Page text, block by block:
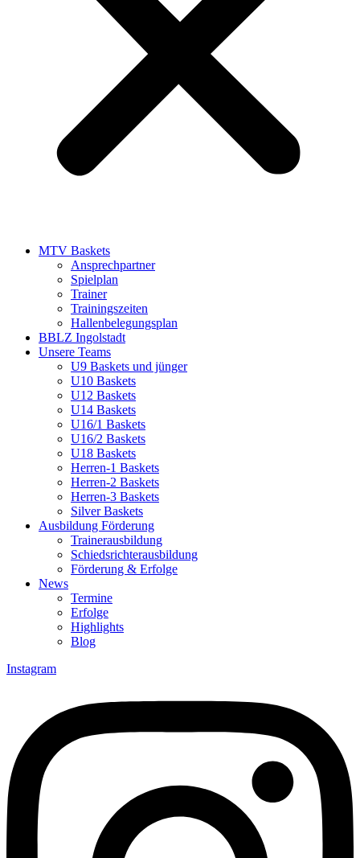
MTV Baskets
Ansprechpartner
Spielplan
Trainer
Trainingszeiten
Hallenbelegungsplan
BBLZ Ingolstadt
Unsere Teams
U9 Baskets und jünger
U10 Baskets
U12 Baskets
U14 Baskets
U16/1 Baskets
U16/2 Baskets
U18 Baskets
Herren-1 Baskets
Herren-2 Baskets
Herren-3 Baskets
Silver Baskets
Ausbildung Förderung
Trainerausbildung
Schiedsrichterausbildung
Förderung & Erfolge
News
Termine
Erfolge
Highlights
Blog
Instagram